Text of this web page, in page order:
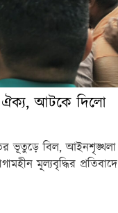
ঐক্য, আটকে দিলো
ভূতুড়ে বিল, আইনশৃঙ্খলা
মূল্যবৃদ্ধির প্রতিবাদে